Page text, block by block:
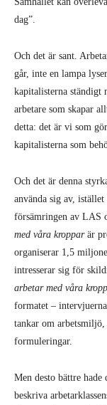
dag”.
Och det är sant.
går, inte en lampa
kapitalisterna ständigt
arbetare som skapar
detta: det är vi som
kapitalisterna som
Och det är denna
använda sig av,
försämringen av LAS
med våra kropparär
organiserar 1,5
intresserar sig för
arbetar med våra
formatet –
tankar om
formuleringar.
Men desto bättre
beskriva